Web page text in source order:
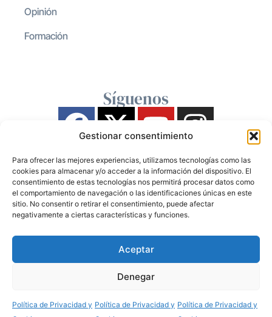
Gestionar consentimiento
Para ofrecer las mejores experiencias, utilizamos tecnologías como las
cookies para almacenar y/o acceder a la información del dispositivo. El
consentimiento de estas tecnologías nos permitirá procesar datos como
el comportamiento de navegación o las identificaciones únicas en este
sitio. No consentir o retirar el consentimiento, puede afectar
negativamente a ciertas características y funciones.
Aceptar
Denegar
Política de Privacidad y Política de Privacidad y Política de Privacidad y
Opinión
Formación
Síguenos